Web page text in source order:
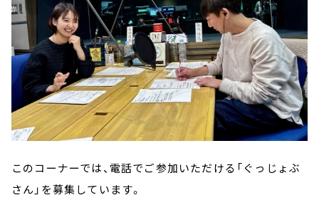
このコーナーでは、電話でご参加いただける「ぐっじょぶ
さん」を募集しています。